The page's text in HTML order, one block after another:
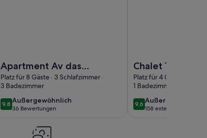
Apartment Av das
Hortência 3
Schlafzimmer 3
Bäder Tolle Lage
Platz für 8 Gäste · 3 Schlafzimmer ·
3 Badezimmer
9,89,8 von 10
Außergewöhnlich
außergewöhnlich
36 Bewertungen
(36
Chalet 10
from the center
Gramado
Platz für 4 Gäste · 2
1 Badezimmer
9,69,6 von 10
Außergewöhnlich
außergewöhnlich
158 externe